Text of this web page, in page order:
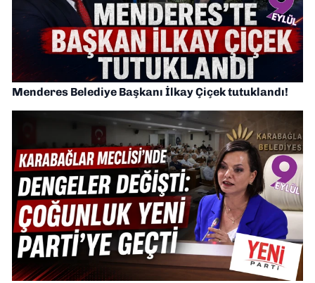
Menderes Belediye Başkanı İlkay Çiçek tutuklandı!